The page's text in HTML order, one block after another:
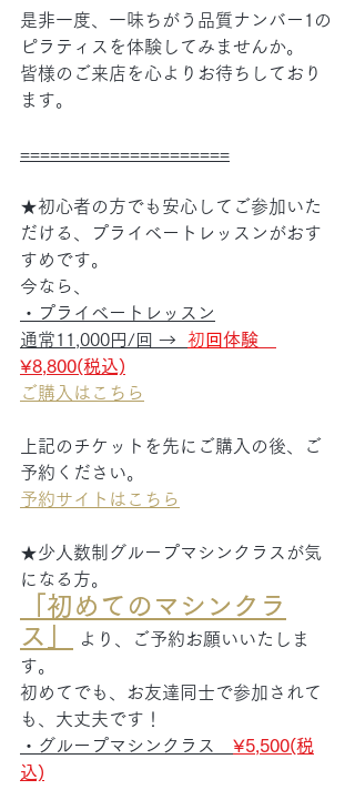
是非一度、一味ちがう品質ナンバー1の
ピラティスを体験してみませんか。
皆様のご来店を心よりお待ちしており
ます。
=====================
★初心者の方でも安心してご参加いた
だける、プライベートレッスンがおす
すめです。
今なら、
・プライベートレッスン
通常11,000円/回 → 初 回体験
¥8,800(税込)
ご購入はこちら
上記のチケットを先にご購入の後、ご
予約ください。
予約サイトはこちら
★少人数制グループマシンクラスが気
になる方。
「初めてのマシンクラ
ス」
より、ご予約お願いいたしま
す。
初めてでも、お友達同士で参加されて
も、大丈夫です！
・グループマシンクラス ¥5,500(税
込)